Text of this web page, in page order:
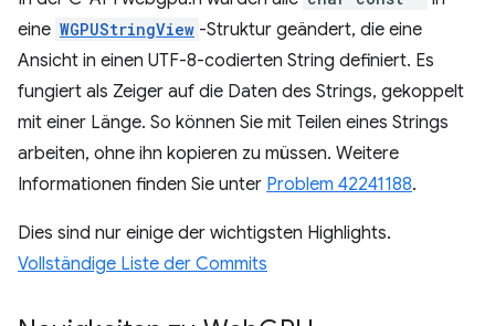
eine WGPUStringView -Struktur geändert, die eine
Ansicht in einen UTF-8-codierten String definiert. Es
fungiert als Zeiger auf die Daten des Strings, gekoppelt
mit einer Länge. So können Sie mit Teilen eines Strings
arbeiten, ohne ihn kopieren zu müssen. Weitere
Informationen finden Sie unter Problem 42241188.
Dies sind nur einige der wichtigsten Highlights.
Vollständige Liste der Commits